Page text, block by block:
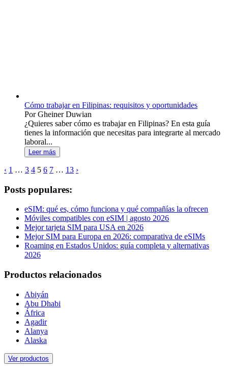
Cómo trabajar en Filipinas: requisitos y oportunidades
Por Gheiner Duwian
¿Quieres saber cómo es trabajar en Filipinas? En esta guía
tienes la información que necesitas para integrarte al mercado
laboral...
Leer más
‹ 1 … 3 4 5 6 7 … 13 ›
Posts populares:
eSIM: qué es, cómo funciona y qué compañías la ofrecen
Móviles compatibles con eSIM | agosto 2026
Mejor tarjeta SIM para USA en 2026
Mejor SIM para Europa en 2026: comparativa de eSIMs
Roaming en Estados Unidos: guía completa y alternativas
2026
Productos relacionados
Abiyán
Abu Dhabi
África
Agadir
Alanya
Alaska
Ver productos